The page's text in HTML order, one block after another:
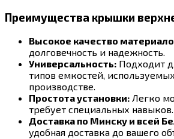
Преимущества крышки
Высокое качество
долговечность и надежность.
Универсальность: Подходит
типов емкостей,
производстве.
Простота установки: Легко
требует специальных навыков.
Доставка по Минску и всей
удобная доставка до вашего